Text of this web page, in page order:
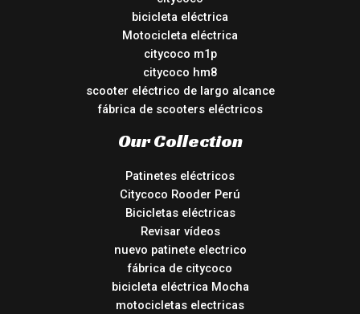
bicicleta eléctrica
Motocicleta eléctrica
citycoco m1p
citycoco hm8
scooter eléctrico de largo alcance
fábrica de scooters eléctricos
Our Collection
Patinetes eléctricos
Citycoco Rooder Perú
Bicicletas eléctricas
Revisar vídeos
nuevo patinete electrico
fábrica de citycoco
bicicleta eléctrica Mocha
motocicletas electricas